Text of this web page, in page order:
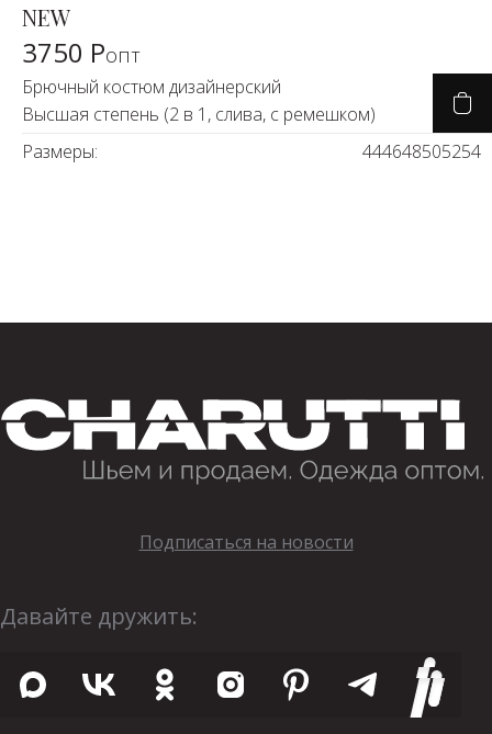
NEW
3750 Ропт
Брючный костюм дизайнерский
Высшая степень (2 в 1, слива, с ремешком)
Размеры:
444648505254
Подписаться на новости
Давайте дружить: